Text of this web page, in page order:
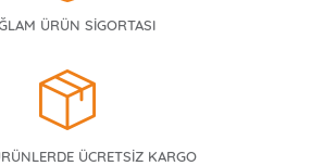
ÜRÜN SİGORTASI
ÜCRETSİZ KARGO